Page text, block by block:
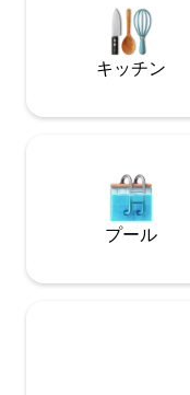
スニードル #Lumen
#Mariners、
#Seattle Kraken
キッチン
プール